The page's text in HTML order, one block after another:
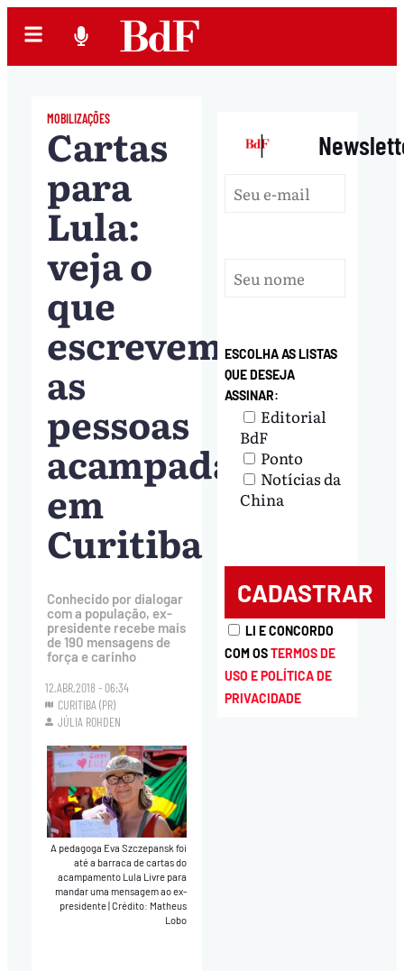
MOBILIZAÇÕES
Cartas
para
Lula:
veja o
que
escrevem
as
pessoas
acampadas
em
Curitiba
Conhecido por dialogar
com a população, ex-
presidente recebe mais
de 190 mensagens de
força e carinho
12.ABR.2018 - 06:34
CURITIBA (PR)
JÚLIA ROHDEN
A pedagoga Eva Szczepansk foi
até a barraca de cartas do
acampamento Lula Livre para
mandar uma mensagem ao ex-
presidente|Crédito: Matheus
Lobo
|
ESCOLHA AS LISTAS
QUE DESEJA
ASSINAR:
Editorial
BdF
Ponto
Notícias da
China
LI E CONCORDO
COM OSTERMOS DE
USO E POLÍTICA DE
PRIVACIDADE